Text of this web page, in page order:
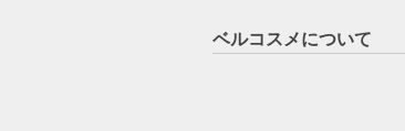
ベルコスメについて